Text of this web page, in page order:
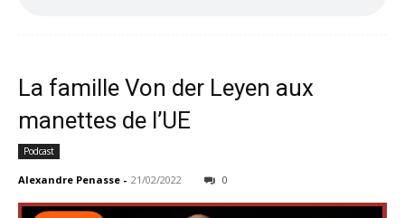
La famille Von der Leyen aux
manettes de l’UE
Podcast
Alexandre Penasse - 21/02/2022 0